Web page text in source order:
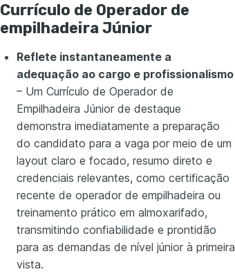
Currículo de Operador de
empilhadeira Júnior
Reflete instantaneamente a
adequação ao cargo e profissionalismo
– Um Currículo de Operador de
Empilhadeira Júnior de destaque
demonstra imediatamente a preparação
do candidato para a vaga por meio de um
layout claro e focado, resumo direto e
credenciais relevantes, como certificação
recente de operador de empilhadeira ou
treinamento prático em almoxarifado,
transmitindo confiabilidade e prontidão
para as demandas de nível júnior à primeira
vista.